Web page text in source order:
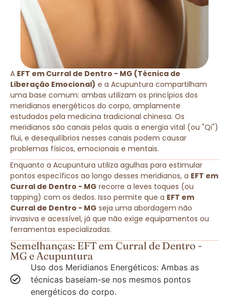
A EFT em Curral de Dentro - MG (Técnica de
Liberação Emocional) e a Acupuntura compartilham
uma base comum: ambas utilizam os princípios dos
meridianos energéticos do corpo, amplamente
estudados pela medicina tradicional chinesa. Os
meridianos são canais pelos quais a energia vital (ou "Qi")
flui, e desequilíbrios nesses canais podem causar
problemas físicos, emocionais e mentais.
Enquanto a Acupuntura utiliza agulhas para estimular
pontos específicos ao longo desses meridianos, a EFT em
Curral de Dentro - MG recorre a leves toques (ou
tapping) com os dedos. Isso permite que a EFT em
Curral de Dentro - MG seja uma abordagem não
invasiva e acessível, já que não exige equipamentos ou
ferramentas especializadas.
Semelhanças: EFT em Curral de Dentro -
MG e Acupuntura
Uso dos Meridianos Energéticos: Ambas as
técnicas baseiam-se nos mesmos pontos
energéticos do corpo.